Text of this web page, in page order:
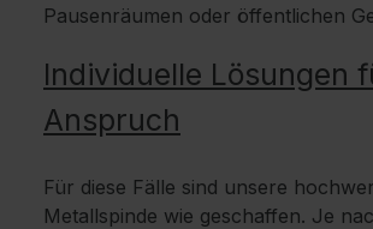
Pausenräumen oder öffentlichen
Individuelle Lösungen
Anspruch
Für diese Fälle sind unsere
Metallspinde wie geschaffen. Je